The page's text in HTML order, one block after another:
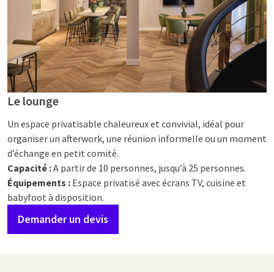
Le lounge
Un espace privatisable chaleureux et convivial, idéal pour
organiser un afterwork, une réunion informelle ou un moment
d’échange en petit comité.
Capacité :A partir de 10 personnes, jusqu’à 25 personnes.
Équipements : Espace privatisé avec écrans TV, cuisine et
babyfoot à disposition.
Demander un devis